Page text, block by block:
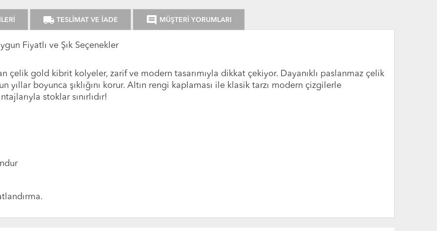
local_shipping TESLİMAT VE İADE comment MÜŞTERİ YORUMLARI
Fiyatlı ve Şık Seçenekler
çelik gold kibrit kolyeler, zarif ve modern tasarımıyla dikkat çekiyor. Dayanıklı paslanmaz çelik
boyunca şıklığını korur. Altın rengi kaplaması ile klasik tarzı modern çizgilerle
stoklar sınırlıdır!